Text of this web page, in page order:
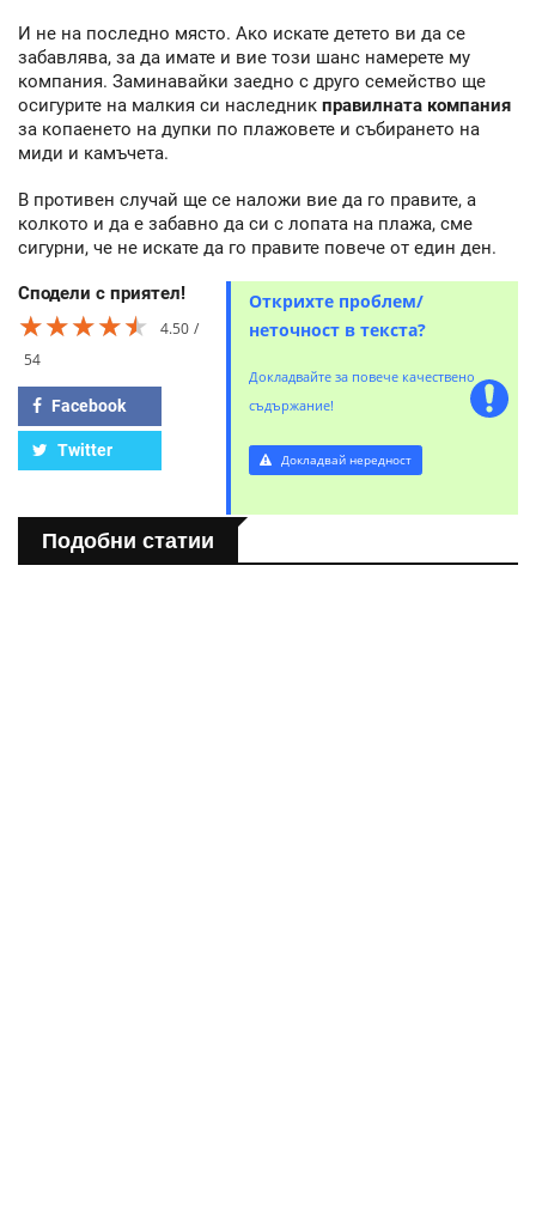
И не на последно място. Ако искате детето ви да се
забавлява, за да имате и вие този шанс намерете му
компания. Заминавайки заедно с друго семейство ще
осигурите на малкия си наследник правилната компания
за копаенето на дупки по плажовете и събирането на
миди и камъчета.
В противен случай ще се наложи вие да го правите, а
колкото и да е забавно да си с лопата на плажа, сме
сигурни, че не искате да го правите повече от един ден.
Сподели с приятел!
★★★★★
★★★★★
★★★★★
4.50
54
Facebook
Twitter
Открихте проблем/
неточност в текста?
Докладвайте за повече качествено
съдържание!
Докладвай нередност
Подобни статии